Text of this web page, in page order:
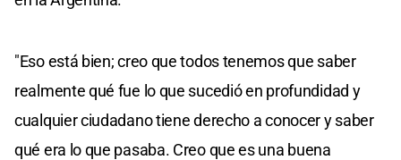
"Eso está bien; creo que todos tenemos que saber
realmente qué fue lo que sucedió en profundidad y
cualquier ciudadano tiene derecho a conocer y saber
qué era lo que pasaba. Creo que es una buena